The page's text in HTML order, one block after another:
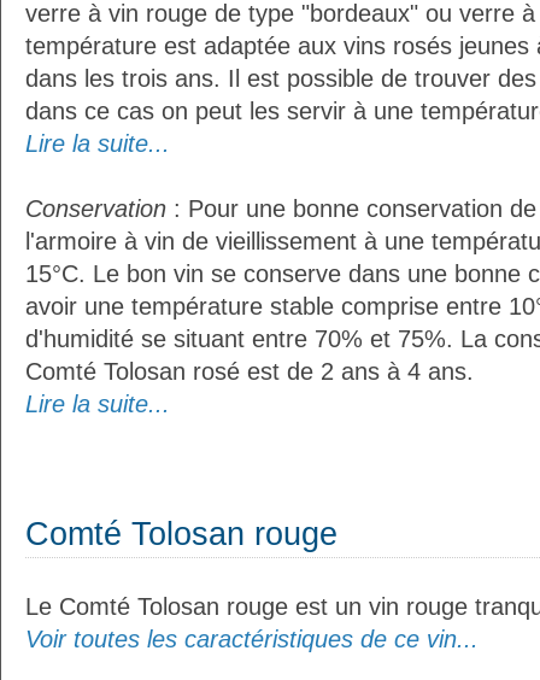
verre à vin rouge de type "bordeaux" ou verre
température est adaptée aux vins rosés jeunes
dans les trois ans. Il est possible de trouver
dans ce cas on peut les servir à une
Lire la suite...
Conservation : Pour une bonne conservation
l'armoire à vin de vieillissement à une
15°C. Le bon vin se conserve dans une bonne
avoir une température stable comprise entre
d'humidité se situant entre 70% et 75%. La
Comté Tolosan rosé est de 2 ans à 4 ans.
Lire la suite...
Comté Tolosan rouge
Le Comté Tolosan rouge est un vin rouge
Voir toutes les caractéristiques de ce vin...